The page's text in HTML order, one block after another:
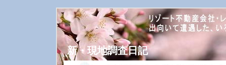
新・現地調査日記